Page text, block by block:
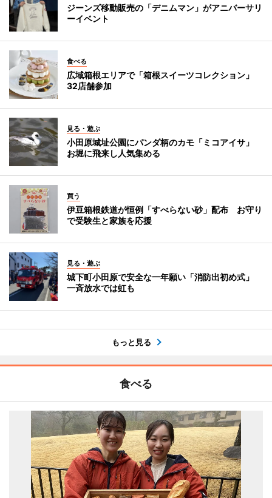
ジーンズ移動販売の「デニムマン」がアニバーサリ
ーイベント
食べる
広域箱根エリアで「箱根スイーツコレクション」
32店舗参加
見る・遊ぶ
小田原城址公園にパンダ柄のカモ「ミコアイサ」
お堀に飛来し人気集める
買う
伊豆箱根鉄道が恒例「すべらない砂」配布 お守り
で受験生と家族を応援
見る・遊ぶ
城下町小田原で安全な一年願い「消防出初め式」
一斉放水では虹も
もっと見る
食べる